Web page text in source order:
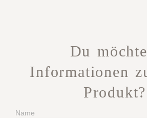
Du
Informationen
Produkt?
Name